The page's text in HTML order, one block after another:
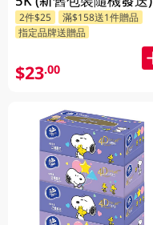
2件$25
滿$158送1件贈品
指定品牌送贈品
$23.00